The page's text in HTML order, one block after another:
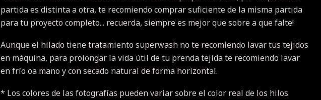
partida es distinta a otra, te recomiendo comprar suficiente de la misma partida
para tu proyecto completo... recuerda, siempre es mejor que sobre a que falte!
Aunque el hilado tiene tratamiento superwash no te recomiendo lavar tus tejidos
en máquina, para prolongar la vida útil de tu prenda tejida te recomiendo lavar
en frío oa mano y con secado natural de forma horizontal.
* Los colores de las fotografías pueden variar sobre el color real de los hilos